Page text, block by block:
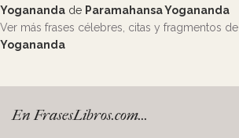
Yogananda de Paramahansa Yogananda
Ver más frases célebres, citas y fragmentos de
Yogananda
En FrasesLibros.com...